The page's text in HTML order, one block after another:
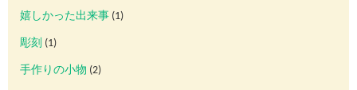
嬉しかった出来事 (1)
彫刻 (1)
手作りの小物 (2)